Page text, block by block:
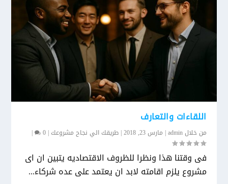
اللقاءات والتعارف
من خلالadmin
| مارس 23, 2018 |طريقك الي نجاح مشروعك|
0
|
فى وقتنا هذا ونظرا للظروف الاقتصاديه يتبين ان اى
مشروع يلزم اقامته لابد ان يعتمد على عده شركاء...